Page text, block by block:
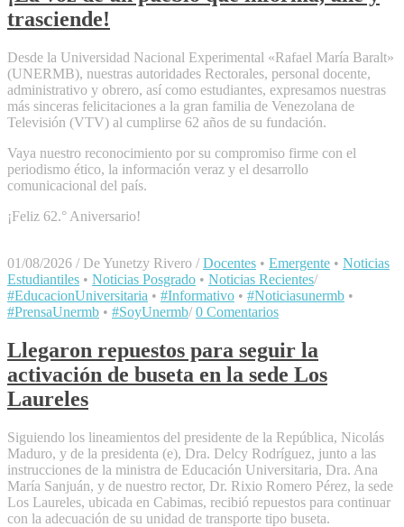
trasciende!
Desde la Universidad Nacional Experimental «Rafael María Baralt»
(UNERMB), nuestras autoridades Rectorales, personal docente,
administrativo y obrero, así como estudiantes, expresamos nuestras
más sinceras felicitaciones a la gran familia de Venezolana de
Televisión (VTV) al cumplirse 62 años de su fundación.
​Vaya nuestro reconocimiento por su compromiso firme con el
periodismo ético, la información veraz y el desarrollo
comunicacional del país.
​¡Feliz 62.° Aniversario!
01/08/2026 / De Yunetzy Rivero / Docentes • Emergente • Noticias
Estudiantiles • Noticias Posgrado • Noticias Recientes/
#EducacionUniversitaria • #Informativo • #Noticiasunermb •
#PrensaUnermb • #SoyUnermb/ 0 Comentarios
Llegaron repuestos para seguir la
activación de buseta en la sede Los
Laureles
Siguiendo los lineamientos del presidente de la República, Nicolás
Maduro, y de la presidenta (e), Dra. Delcy Rodríguez, junto a las
instrucciones de la ministra de Educación Universitaria, Dra. Ana
María Sanjuán, y de nuestro rector, Dr. Rixio Romero Pérez, la sede
Los Laureles, ubicada en Cabimas, recibió repuestos para continuar
con la adecuación de su unidad de transporte tipo buseta.